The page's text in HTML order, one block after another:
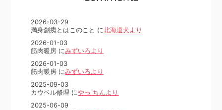
2026-03-29
満身創痍とはこのこと に北海道犬より
2026-01-03
筋肉暖房 にみずいろより
2026-01-03
筋肉暖房 にみずいろより
2025-09-03
カウベル修理 にやっ ちんより
2025-06-09